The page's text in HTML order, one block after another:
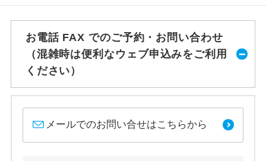
お電話 FAX でのご予約・お問い合わせ
（混雑時は便利なウェブ申込みをご利用
ください）
メールでのお問い合せはこちらから